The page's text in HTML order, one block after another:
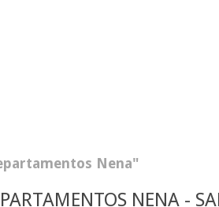
Nena
NENA -